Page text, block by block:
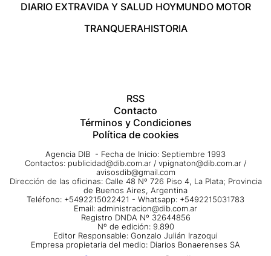
DIARIO EXTRAVIDA Y SALUD HOYMUNDO MOTOR
TRANQUERAHISTORIA
RSS
Contacto
Términos y Condiciones
Política de cookies
Agencia DIB - Fecha de Inicio: Septiembre 1993
Contactos: publicidad@dib.com.ar / vpignaton@dib.com.ar /
avisosdib@gmail.com
Dirección de las oficinas: Calle 48 Nº 726 Piso 4, La Plata; Provincia
de Buenos Aires, Argentina
Teléfono: +5492215022421 - Whatsapp: +5492215031783
Email: administracion@dib.com.ar
Registro DNDA Nº 32644856
Nº de edición: 9.890
Editor Responsable: Gonzalo Julián Irazoqui
Empresa propietaria del medio: Diarios Bonaerenses SA